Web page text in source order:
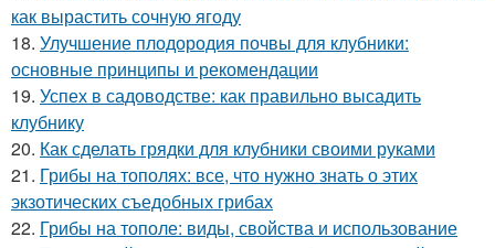
как вырастить сочную ягоду
18. Улучшение плодородия почвы для клубники:
основные принципы и рекомендации
19. Успех в садоводстве: как правильно высадить
клубнику
20. Как сделать грядки для клубники своими руками
21. Грибы на тополях: все, что нужно знать о этих
экзотических съедобных грибах
22. Грибы на тополе: виды, свойства и использование